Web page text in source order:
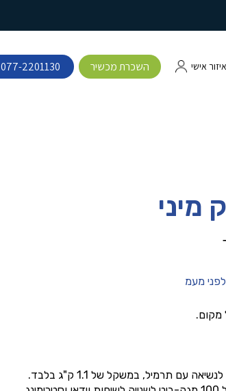
איזור אישי השכרת מכשיר 077-2201130
מיני
לפני מעמ
מקום.
עם תרמיל, במשקל של 1.1 ק"ג בלבד.